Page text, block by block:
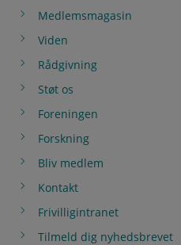
Medlemsmagasin
Viden
Rådgivning
Støt os
Foreningen
Forskning
Bliv medlem
Kontakt
Frivilligintranet
Tilmeld dig nyhedsbrevet